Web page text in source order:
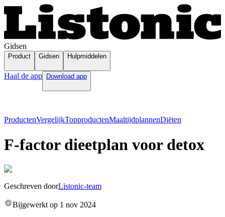
Gidsen
Product Gidsen Hulpmiddelen
Haal de app Download app
ProductenVergelijkTopproductenMaaltijdplannenDiëten
F-factor dieetplan voor detox
Geschreven doorListonic-team
Bijgewerkt op 1 nov 2024